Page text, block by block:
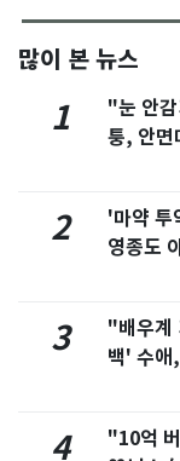
많이 본 뉴스
1
"눈 안
퉁, 안면
2
'마약 투
영종도
3
"배우계
백' 수애
4
"10억